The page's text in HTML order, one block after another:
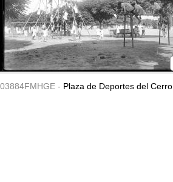
03884FMHGE - Plaza de Deportes del Cerro.